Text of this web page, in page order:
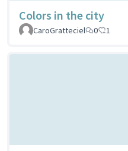
Colors in the city
CaroGratteciel
0 1